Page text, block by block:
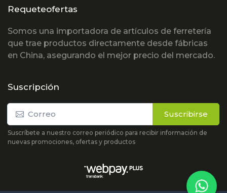
Requeteofertas
Somos una importadora de artículos de ferretería
que trae productos directamente desde fábricas
en China, asegurando el mejor precio del mercado.
Suscripción
Suscribirse
Suscríbete a nuestro correo periódico para recibir información de
nuevas promociones, ofertas y productos